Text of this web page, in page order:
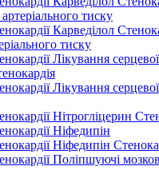
тиску
Карведілол
тиску
Лікування
Лікування
Нітрогліцерин
Ніфедипін
Ніфедипін
Поліпшуючі